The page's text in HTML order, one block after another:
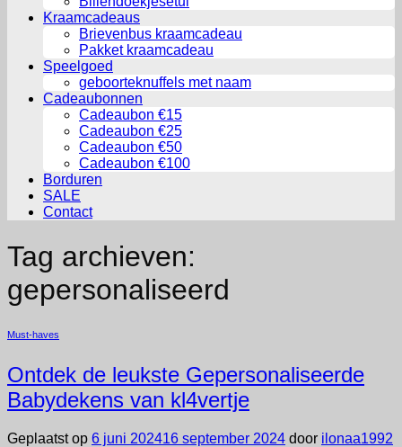
Kraamcadeaus
Brievenbus kraamcadeau
Pakket kraamcadeau
Speelgoed
geboorteknuffels met naam
Cadeaubonnen
Cadeaubon €15
Cadeaubon €25
Cadeaubon €50
Cadeaubon €100
Borduren
SALE
Contact
Tag archieven:
gepersonaliseerd
Must-haves
Ontdek de leukste Gepersonaliseerde
Babydekens van kl4vertje
Geplaatst op 6 juni 202416 september 2024 door ilonaa1992